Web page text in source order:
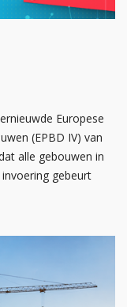
Europese
(EPBD IV) van
alle gebouwen in
gebeurt